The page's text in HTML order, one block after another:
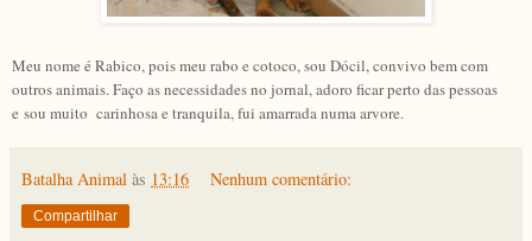
Meu nome é Rabico, pois meu rabo e cotoco, sou Dócil, convivo bem com
outros animais. Faço as necessidades no jornal, adoro ficar perto das pessoas
e sou muito carinhosa e tranquila, fui amarrada numa arvore.
Batalha Animal às 13:16 Nenhum comentário:
Compartilhar